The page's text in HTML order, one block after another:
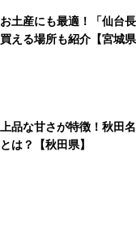
お土産にも最適！「仙台
買える場所も紹介【宮城県
上品な甘さが特徴！秋田
とは？【秋田県】